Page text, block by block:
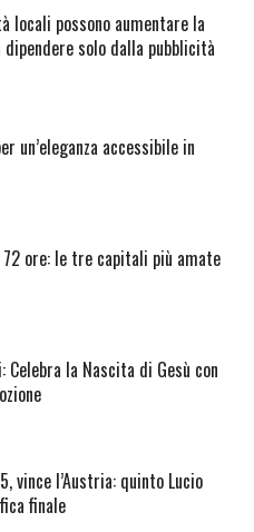
locali possono aumentare la
solo dalla pubblicità
un’eleganza accessibile in
72 ore: le tre capitali più amate
Celebra la Nascita di Gesù con
vince l’Austria: quinto Lucio
finale